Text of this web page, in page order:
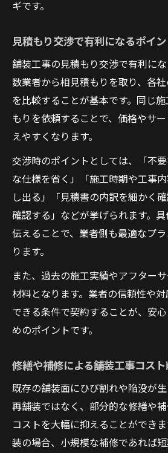
ギです。
見積もり交渉で有利になるポイ
舗装工事の見積もり交渉で有利に
数業者から相見積もりを取り、各
を比較することが基本です。同じ
もりを依頼することで、価格やサ
えやすくなります。
交渉時のポイントとしては、「不
な仕様を省く」「施工時期や工事
し出る」「見積書の内訳を細かく
確認する」などが挙げられます。
伝えることで、業者側も最適なプ
ります。
また、過去の施工実績やアフター
材料となります。業者の信頼性や
できる条件で契約することが、安
めのポイントです。
修繕や補修による舗装工事コス
既存の舗装面にひび割れや陥没が
再舗装ではなく、部分的な修繕や
コストを大幅に抑えることができ
装の場合、小規模な補修であれば